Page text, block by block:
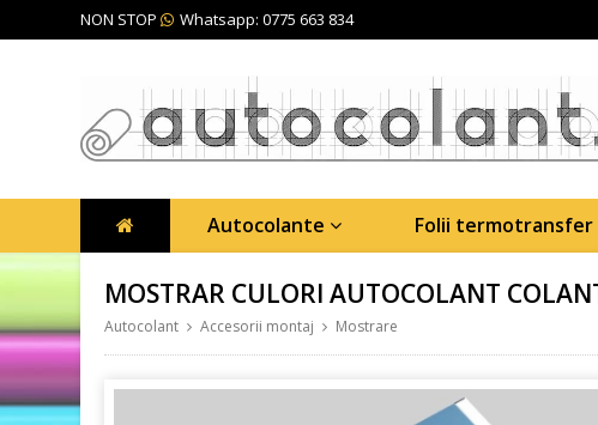
NON STOP Whatsapp: 0775 663 834
Autocolante Folii termotransfer
MOSTRAR CULORI AUTOCOLANT
Autocolant Accesorii montaj Mostrare